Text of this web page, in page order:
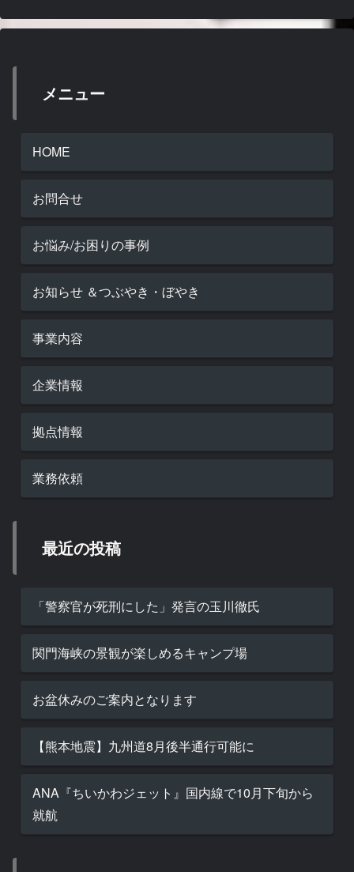
メニュー
HOME
お問合せ
お悩み/お困りの事例
お知らせ ＆つぶやき・ぼやき
事業内容
企業情報
拠点情報
業務依頼
最近の投稿
「警察官が死刑にした」発言の玉川徹氏
関門海峡の景観が楽しめるキャンプ場
お盆休みのご案内となります
【熊本地震】九州道8月後半通行可能に
ANA『ちいかわジェット』国内線で10月下旬から
就航